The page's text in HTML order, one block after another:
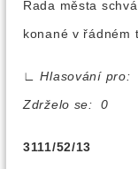
Rada města
konané v řádném
∟
Hlasování
Zdrželo se: 0
3111/52/13